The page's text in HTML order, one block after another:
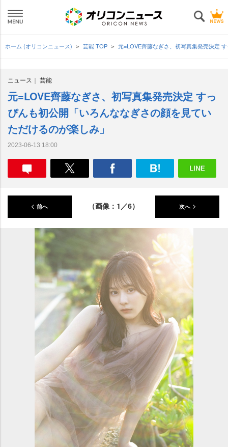
ホーム (オリコンニュース) 芸能 TOP 元=LOVE齊藤なぎさ、初写真集発売決定
ニュース 芸能
元=LOVE齊藤なぎさ、初写真集発売決定 すっ
ぴんも初公開「いろんななぎさの顔を見てい
ただけるのが楽しみ」
2023-06-13 18:00
前へ （画像：1／6） 次へ